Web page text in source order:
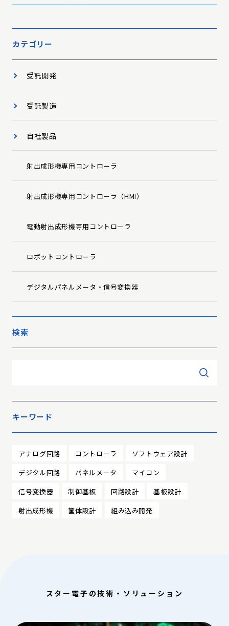
カテゴリー
受託開発
受託製造
自社製品
射出成形機専用コントローラ
射出成形機専用コントローラ（HMI）
電動射出成形機専用コントローラ
ロボットコントローラ
デジタルパネルメータ・信号変換器
検索
キーワード
アナログ回路 コントローラ
ソフトウェア設計
デジタル回路
パネルメータ
マイコン
信号変換器
制御基板 回路設計
基板設計
射出成形機
筐体設計 組み込み開発
スター電子の技術・ソリューション